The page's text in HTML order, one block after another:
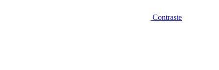
Contraste